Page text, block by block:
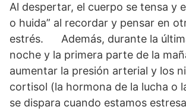
Al despertar, el cuerpo se tensa y
o huida” al recordar y pensar en
estrés. Además, durante la
noche y la primera parte de la
aumentar la presión arterial y los
cortisol (la hormona de la lucha o
se dispara cuando estamos